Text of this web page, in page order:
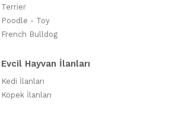
Terrier
Poodle - Toy
French Bulldog
Evcil Hayvan İlanları
Kedi İlanları
Köpek İlanları